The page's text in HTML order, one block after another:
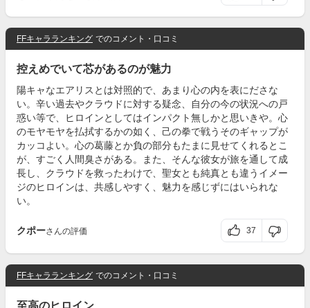
FFキャラランキング でのコメント・口コミ
控えめでいて芯があるのが魅力
陽キャなエアリスとは対照的で、あまり心の内を表にださな
い。辛い過去やクラウドに対する疑念、自分の今の状況への戸
惑い等で、ヒロインとしてはインパクト無しかと思いきや。心
のモヤモヤを払拭するかの如く、己の拳で戦うそのギャップが
カッコよい。心の葛藤とか負の部分もたまに見せてくれるとこ
が、すごく人間臭さがある。また、そんな彼女が旅を通して成
長し、クラウドを救ったわけで、聖女とも純真とも違うイメー
ジのヒロインは、共感しやすく、魅力を感じずにはいられな
い。
クポーさんの評価 37
FFキャラランキング でのコメント・口コミ
至高のヒロイン